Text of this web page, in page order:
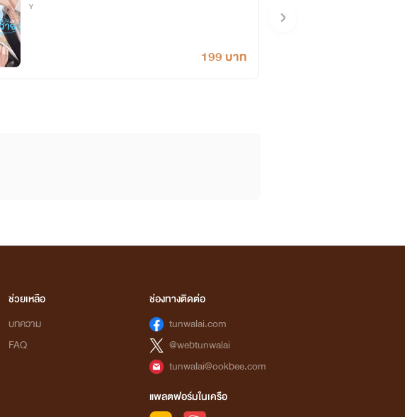
Y
199 บาท
ช่วยเหลือ
บทความ
FAQ
ช่องทางติดต่อ
tunwalai.com
@webtunwalai
tunwalai@ookbee.com
แพลตฟอร์มในเครือ